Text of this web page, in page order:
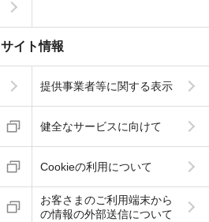
サイト情報
提供事業者等に関する表示
健全なサービスに向けて
Cookieの利用について
お客さまのご利用端末から
の情報の外部送信について